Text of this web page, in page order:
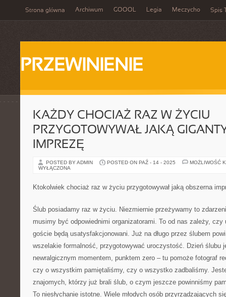
Strona główna Archiwum GOOOL Legia Meczycho Spis
PRZEWINIENIE
KAŻDY CHOCIAŻ RAZ W ŻYCIU
PRZYGOTOWYWAŁ JAKĄ
IMPREZĘ
POSTED BY ADMIN POSTED ON PAŹ - 14 - 2025
MOŻLIWOŚĆ
WYŁĄCZONA
Ktokolwiek chociaż raz w życiu przygotowywał jaką obszerna
Ślub posiadamy raz w życiu. Niezmiernie przeżywamy to
musimy być odpowiednimi organizatorami. To od nas zależy,
goście będą usatysfakcjonowani. Już na długo przez ślubem
wszelakie formalność, przygotowywać uroczystość. Dzień ślubu
newralgicznym momentem, punktem zero – tu pomoże fotograf
czy o wszystkim pamiętaliśmy, czy o wszystko zadbaliśmy.
znajomych, którzy już brali ślub, o czym jeszcze powinniśmy
To niesłychanie istotne. Wiele młodych osób przyrządzających